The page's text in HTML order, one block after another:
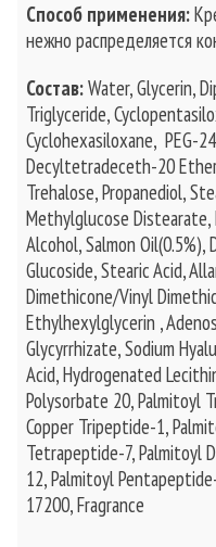
Способ применения:
нежно распределяется
Состав:Water, Glycerin,
Triglyceride,
Cyclohexasiloxane, PEG-
Decyltetradeceth-20
Trehalose, Propanediol,
Methylglucose
Alcohol, Salmon Oil(0.5%),
Glucoside, Stearic Acid,
Dimethicone/Vinyl
Ethylhexylglycerin ,
Glycyrrhizate, Sodium
Acid, Hydrogenated
Polysorbate 20, Palmitoyl
Copper Tripeptide-1,
Tetrapeptide-7, Palmitoyl
12, Palmitoyl
17200, Fragrance